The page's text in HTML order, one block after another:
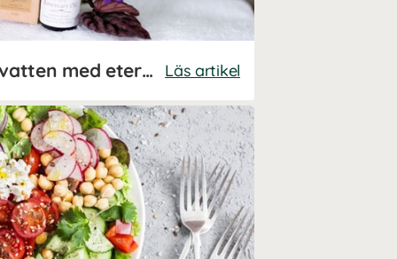
Gör ditt eget ansiktsvatten med eteriska oljor Läs artikel